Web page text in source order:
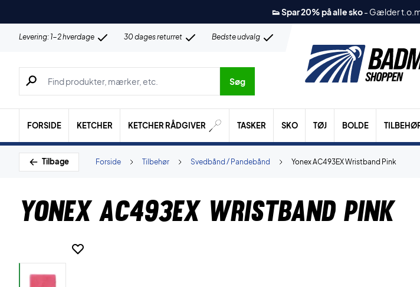
👟 Spar 20% på alle sko- Gælder
Levering: 1-2 hverdage 30 dages returret Bedste udvalg
Søg efter produkter, mærker etc.
Søg
FORSIDE KETCHER KETCHER RÅDGIVER TASKER SKO TØJ BOLDE
Tilbage Yonex AC493EX Wristband Pink
Svedbånd / Pandebånd
Tilbehør
Forside
Yonex AC493EX Wristband Pink